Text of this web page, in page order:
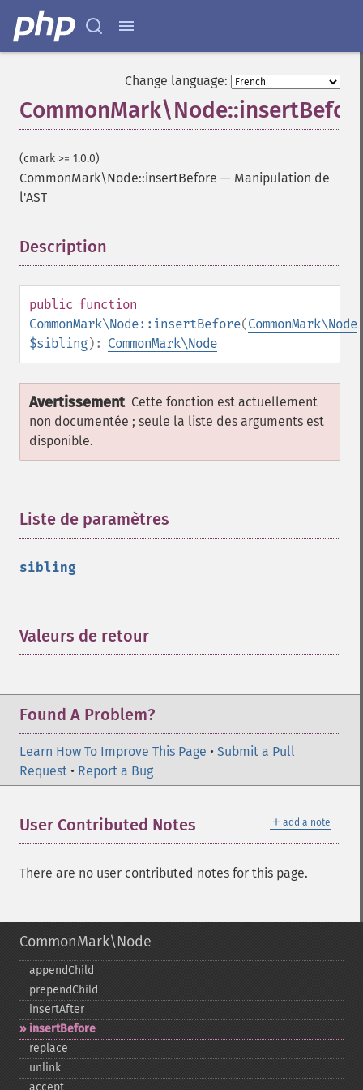
Change language:
(cmark >= 1.0.0)
CommonMark\Node::insertBefore — Manipulation de
l'AST
Description
public function
CommonMark\Node::insertBefore(CommonMark\Node
$sibling): CommonMark\Node
Avertissement Cette fonction est actuellement
non documentée ; seule la liste des arguments est
disponible.
Liste de paramètres
sibling
Valeurs de retour
Found A Problem?
Learn How To Improve This Page • Submit a Pull
Request • Report a Bug
＋ add a note
User Contributed Notes
There are no user contributed notes for this page.
CommonMark\Node
appendChild
prependChild
insertAfter
insertBefore
replace
unlink
accept